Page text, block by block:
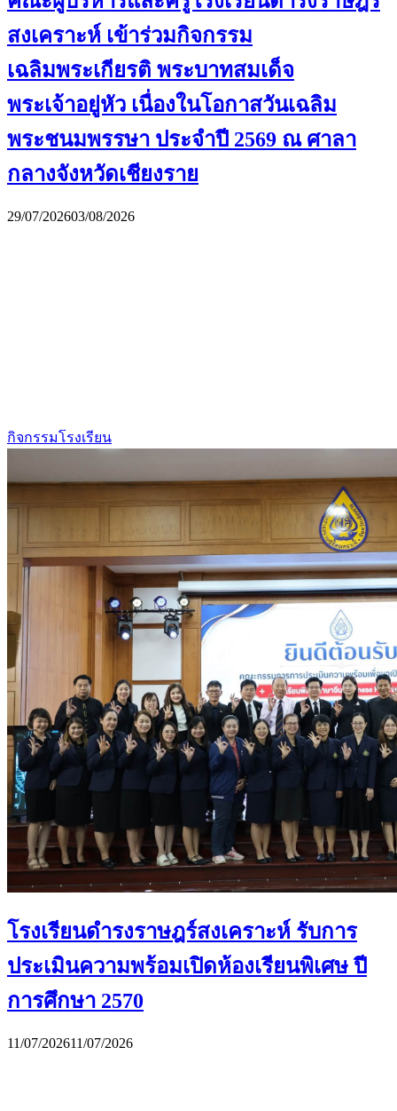
สงเคราะห์ เข้าร่วมกิจกรรม
เฉลิมพระเกียรติ พระบาทสมเด็จ
พระเจ้าอยู่หัว เนื่องในโอกาสวันเฉลิม
พระชนมพรรษา ประจำปี 2569 ณ ศาลา
กลางจังหวัดเชียงราย
29/07/202603/08/2026
กิจกรรมโรงเรียน
โรงเรียนดำรงราษฎร์สงเคราะห์ รับการ
ประเมินความพร้อมเปิดห้องเรียนพิเศษ ปี
การศึกษา 2570
11/07/202611/07/2026